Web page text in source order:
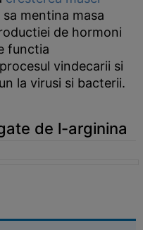
mentina masa
de hormoni
functia
vindecarii si
la virusi si bacterii.
de l-arginina